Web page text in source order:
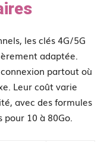
les clés 4G/5G
adaptée.
partout où
Leur coût varie
avec des formules
10 à 80Go.